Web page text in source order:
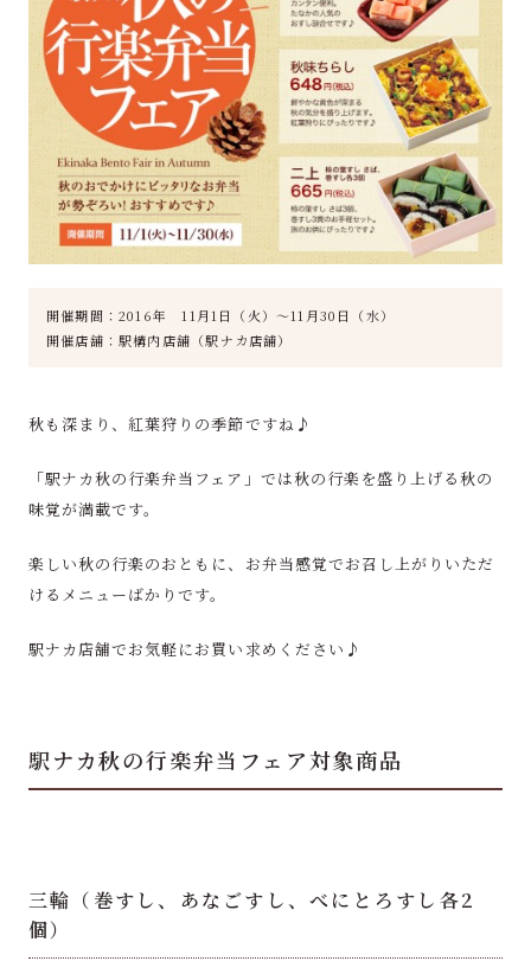
開催期間：2016年 11月1日（火）～11月30日（水）
開催店舗：駅構内店舗（駅ナカ店舗）
秋も深まり、紅葉狩りの季節ですね♪
「駅ナカ秋の行楽弁当フェア」では秋の行楽を盛り上げる秋の
味覚が満載です。
楽しい秋の行楽のおともに、お弁当感覚でお召し上がりいただ
けるメニューばかりです。
駅ナカ店舗でお気軽にお買い求めください♪
駅ナカ秋の行楽弁当フェア対象商品
三輪（巻すし、あなごすし、べにとろすし各2
個）